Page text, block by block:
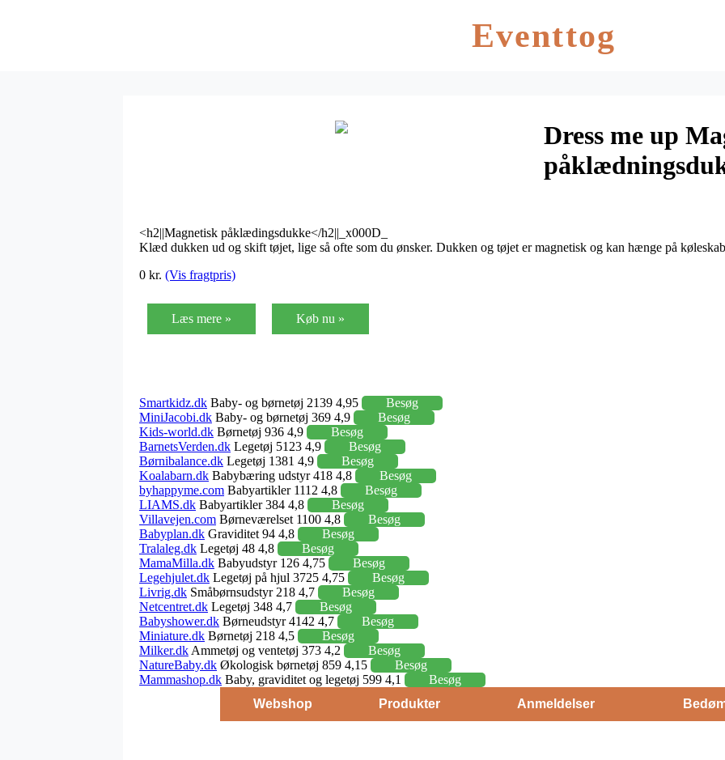
Eventtog
Dress me up
<h2||Magnetisk påklædingsdukke</h2||_x000D_
Klæd dukken ud og skift tøjet, lige så ofte som du ønsker. Dukken og tøjet er magnetisk og kan hænge på
0 kr. (Vis fragtpris)
Læs mere » Køb nu »
Smartkidz.dk Baby- og børnetøj 2139 4,95
Besøg
MiniJacobi.dk Baby- og børnetøj 369 4,9
Besøg
Kids-world.dk Børnetøj 936 4,9
Besøg
BarnetsVerden.dk Legetøj 5123 4,9
Besøg
Børnibalance.dk Legetøj 1381 4,9
Besøg
Koalabarn.dk Babybæring udstyr 418 4,8
Besøg
byhappyme.com Babyartikler 1112 4,8
Besøg
LIAMS.dk Babyartikler 384 4,8
Besøg
Villavejen.com Børneværelset 1100 4,8
Besøg
Babyplan.dk Graviditet 94 4,8
Besøg
Tralaleg.dk Legetøj 48 4,8
Besøg
MamaMilla.dk Babyudstyr 126 4,75
Besøg
Legehjulet.dk Legetøj på hjul 3725 4,75
Besøg
Livrig.dk Småbørnsudstyr 218 4,7
Besøg
Netcentret.dk Legetøj 348 4,7
Besøg
Babyshower.dk Børneudstyr 4142 4,7
Besøg
Miniature.dk Børnetøj 218 4,5
Besøg
Milker.dk Ammetøj og ventetøj 373 4,2
Besøg
NatureBaby.dk Økologisk børnetøj 859 4,15
Besøg
Mammashop.dk Baby, graviditet og legetøj 599 4,1
Besøg
Webshop
Produkter Anmeldelser